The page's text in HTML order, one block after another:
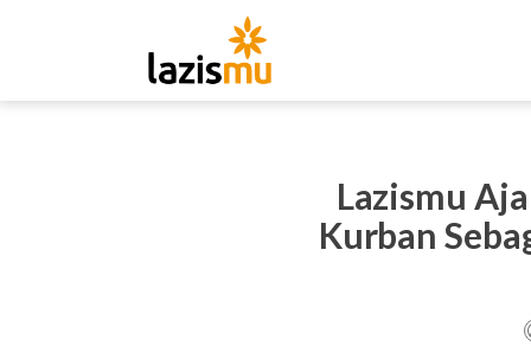
Lazismu
Kurban